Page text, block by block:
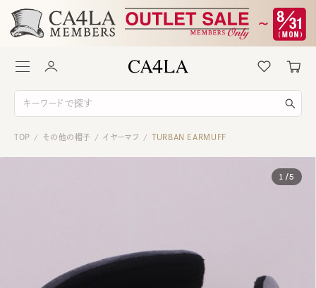
TOP / その他の帽子 / イヤーマフ / TURBAN EARMUFF
1 /5